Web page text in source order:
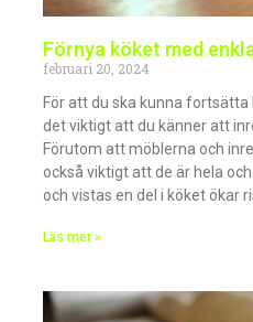
Förnya köket med
februari 20, 2024
För att du ska kunna
det viktigt att du känner att
Förutom att möblerna och
också viktigt att de är hela
och vistas en del i köket ökar
Läs mer »